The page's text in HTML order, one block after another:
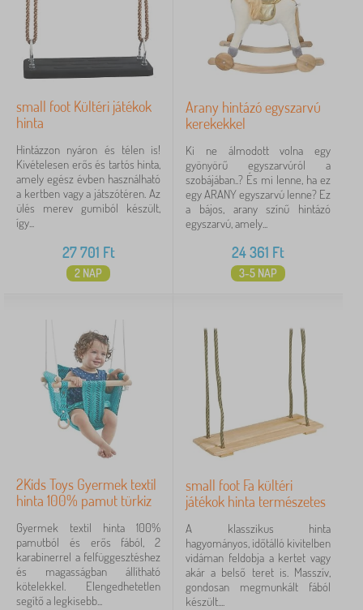
small foot Kültéri játékok
hinta
Hintázzon nyáron és télen is!
Kivételesen erős és tartós hinta,
amely egész évben használható
a kertben vagy a játszótéren. Az
ülés merev gumiból készült,
így...
27 701 Ft
2 NAP
Arany hintázó egyszarvú
kerekekkel
Ki ne álmodott volna egy
gyönyörű egyszarvúról a
szobájában..? És mi lenne, ha ez
egy ARANY egyszarvú lenne? Ez
a bájos, arany színű hintázó
egyszarvú, amely...
24 361 Ft
3-5 NAP
2Kids Toys Gyermek textil
hinta 100% pamut türkiz
Gyermek textil hinta 100%
pamutból és erős fából, 2
karabinerrel a felfüggesztéshez
és magasságban állítható
kötelekkel. Elengedhetetlen
segítő a legkisebb...
small foot Fa kültéri
játékok hinta természetes
A klasszikus hinta
hagyományos, időtálló kivitelben
vidáman feldobja a kertet vagy
akár a belső teret is. Masszív,
gondosan megmunkált fából
készült....